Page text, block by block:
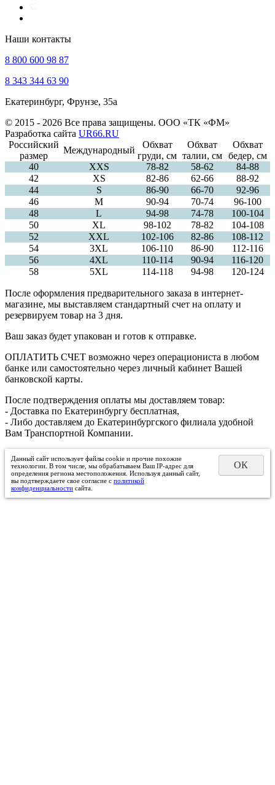
Наши контакты
8 800 600 98 87
8 343 344 63 90
Екатеринбург, Фрунзе, 35а
© 2015 - 2026 Все права защищены. ООО «ТК «ФМ»
Разработка сайта UR66.RU
Российский
размер
Международный
Обхват
груди, см
Обхват
талии, см
Обхват
бедер, см
40
ХXS 78-82 58-62
84-88
42
XS 82-86 62-66
88-92
44
S 86-90 66-70
92-96
46
M 90-94 70-74
96-100
48
L 94-98 74-78
100-104
50
XL 98-102 78-82
104-108
52
XXL 102-106 82-86
108-112
54
3XL 106-110 86-90
112-116
56
4XL 110-114 90-94
116-120
58
5XL 114-118 94-98 120-124
После оформления предварительного заказа в интернет-
магазине, мы выставляем стандартный счет на оплату и
резервируем товар на 3 дня.
Ваш заказ будет упакован и готов к отправке.
ОПЛАТИТЬ СЧЕТ возможно через операциониста в любом
банке или самостоятельно через личный кабинет Вашей
банковской карты.
После подтверждения оплаты мы доставляем товар:
- Доставка по Екатеринбургу бесплатная,
- Либо доставляем до Екатеринбургского филиала удобной
Вам Транспортной Компании.
Данный сайт использует файлы cookie и прочие похожие
технологии. В том числе, мы обрабатываем Ваш IP-адрес для
определения региона местоположения. Используя данный сайт,
вы подтверждаете свое согласие с политикой
конфиденциальности сайта.
ОК